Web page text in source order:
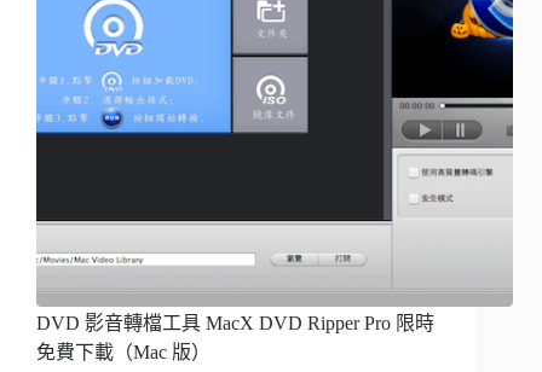
DVD 影音轉檔工具 MacX DVD Ripper Pro 限時
免費下載（Mac 版）